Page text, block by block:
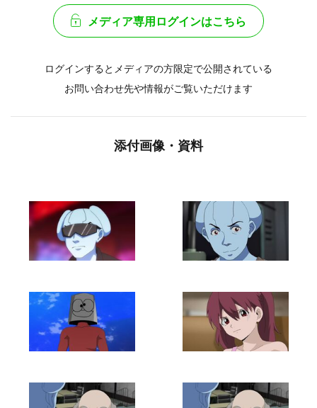
メディア専用ログインはこちら
ログインするとメディアの方限定で公開されている
お問い合わせ先や情報がご覧いただけます
添付画像・資料